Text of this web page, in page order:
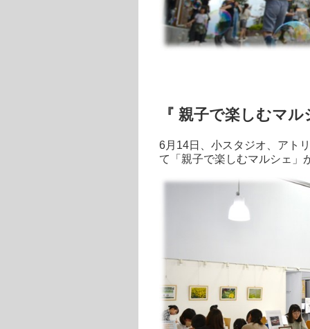
『 親子で楽しむマ
6月14日、小スタジオ、アト
て「親子で楽しむマルシェ」